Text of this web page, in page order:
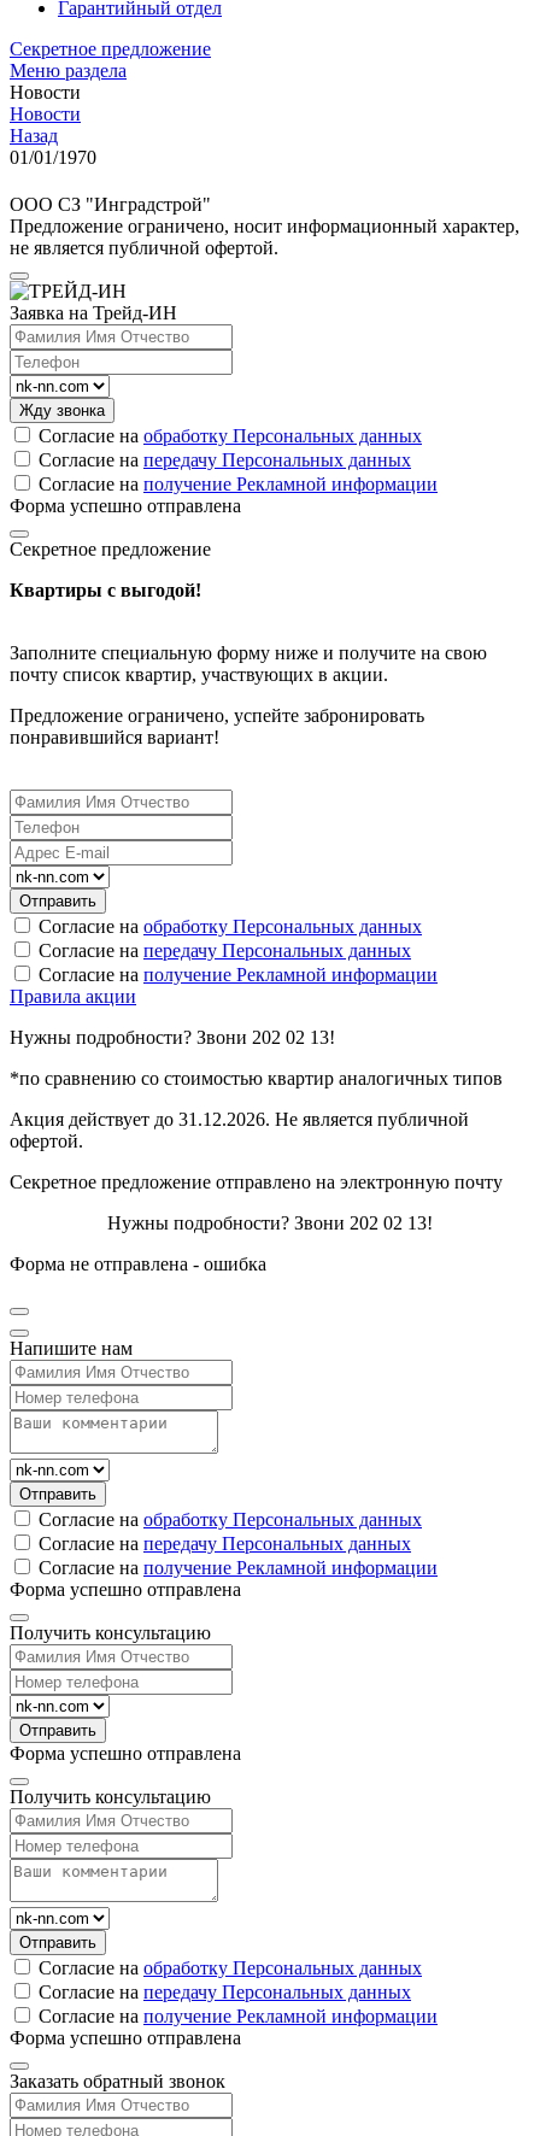
Гарантийный отдел
Секретное предложение
Меню раздела
Новости
Новости
Назад
01/01/1970
ООО СЗ "Инградстрой"
Предложение ограничено, носит информационный характер,
не является публичной офертой.
Заявка на Трейд-ИН
Согласие на обработку Персональных данных
Согласие на передачу Персональных данных
Согласие на получение Рекламной информации
Форма успешно отправлена
Секретное предложение
Квартиры с выгодой!
Заполните специальную форму ниже и получите на свою
почту список квартир, участвующих в акции.
Предложение ограничено, успейте забронировать
понравившийся вариант!
Согласие на обработку Персональных данных
Согласие на передачу Персональных данных
Согласие на получение Рекламной информации
Правила акции
Нужны подробности? Звони 202 02 13!
*по сравнению со стоимостью квартир аналогичных типов
Акция действует до 31.12.2026. Не является публичной
офертой.
Секретное предложение отправлено на электронную почту
Нужны подробности? Звони 202 02 13!
Форма не отправлена - ошибка
Напишите нам
Согласие на обработку Персональных данных
Согласие на передачу Персональных данных
Согласие на получение Рекламной информации
Форма успешно отправлена
Получить консультацию
Форма успешно отправлена
Получить консультацию
Согласие на обработку Персональных данных
Согласие на передачу Персональных данных
Согласие на получение Рекламной информации
Форма успешно отправлена
Заказать обратный звонок